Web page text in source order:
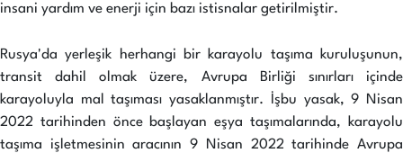
insani yardım ve enerji için bazı istisnalar getirilmiştir.
Rusya'da yerleşik herhangi bir karayolu taşıma kuruluşunun,
transit dahil olmak üzere, Avrupa Birliği sınırları içinde
karayoluyla mal taşıması yasaklanmıştır. İşbu yasak, 9 Nisan
2022 tarihinden önce başlayan eşya taşımalarında, karayolu
taşıma işletmesinin aracının 9 Nisan 2022 tarihinde Avrupa